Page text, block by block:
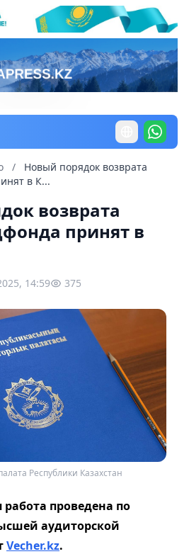
/
Новый порядок возврата
в К...
возврата
принят в
14:59 375
Республики Казахстан
проведена по
аудиторской
Vecher.kz.